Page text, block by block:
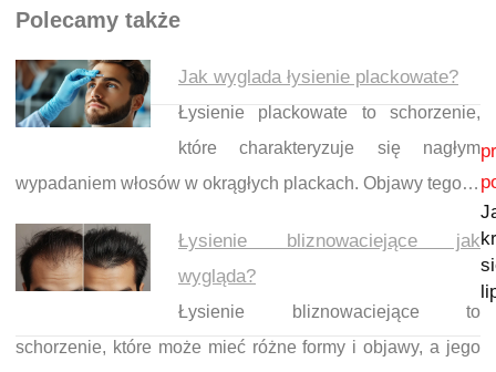
Polecamy także
Jak wyglada łysienie plackowate?
Łysienie plackowate to schorzenie,
które charakteryzuje się nagłym
wypadaniem włosów w okrągłych plackach. Objawy tego…
Łysienie bliznowaciejące jak
wygląda?
Łysienie bliznowaciejące to
schorzenie, które może mieć różne formy i objawy, a jego
Nawigacja wpisu